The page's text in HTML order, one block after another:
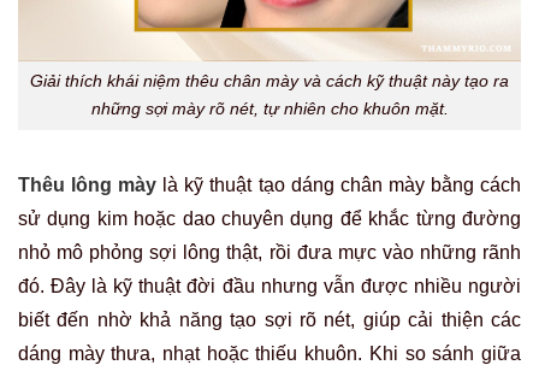
Giải thích khái niệm thêu chân mày và cách kỹ thuật này tạo ra
những sợi mày rõ nét, tự nhiên cho khuôn mặt.
Thêu lông mày là kỹ thuật tạo dáng chân mày bằng cách
sử dụng kim hoặc dao chuyên dụng để khắc từng đường
nhỏ mô phỏng sợi lông thật, rồi đưa mực vào những rãnh
đó. Đây là kỹ thuật đời đầu nhưng vẫn được nhiều người
biết đến nhờ khả năng tạo sợi rõ nét, giúp cải thiện các
dáng mày thưa, nhạt hoặc thiếu khuôn. Khi so sánh giữa